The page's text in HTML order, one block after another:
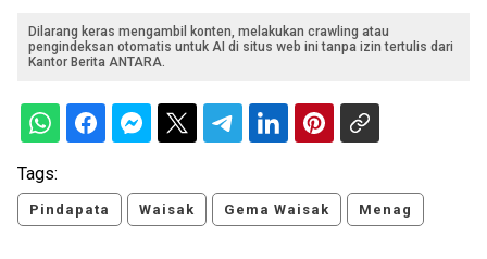
Dilarang keras mengambil konten, melakukan crawling atau
pengindeksan otomatis untuk AI di situs web ini tanpa izin tertulis dari
Kantor Berita ANTARA.
Tags:
Pindapata Waisak Gema Waisak Menag